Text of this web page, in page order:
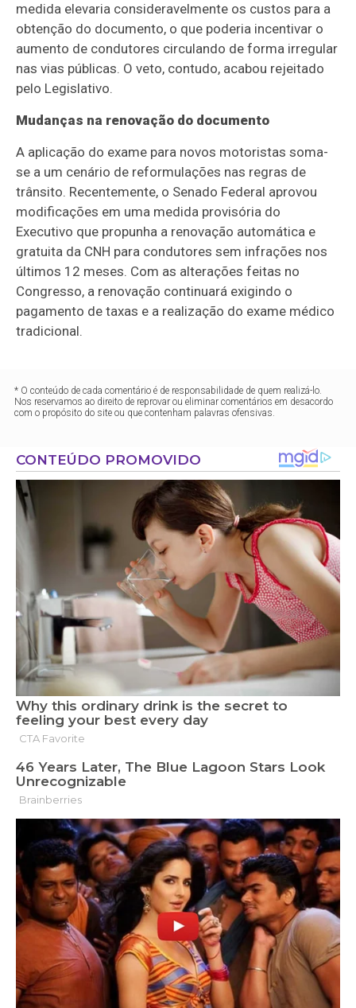
medida elevaria consideravelmente os custos para a
obtenção do documento, o que poderia incentivar o
aumento de condutores circulando de forma irregular
nas vias públicas. O veto, contudo, acabou rejeitado
pelo Legislativo.
Mudanças na renovação do documento
A aplicação do exame para novos motoristas soma-
se a um cenário de reformulações nas regras de
trânsito. Recentemente, o Senado Federal aprovou
modificações em uma medida provisória do
Executivo que propunha a renovação automática e
gratuita da CNH para condutores sem infrações nos
últimos 12 meses. Com as alterações feitas no
Congresso, a renovação continuará exigindo o
pagamento de taxas e a realização do exame médico
tradicional.
* O conteúdo de cada comentário é de responsabilidade de quem realizá-lo.
Nos reservamos ao direito de reprovar ou eliminar comentários em desacordo
com o propósito do site ou que contenham palavras ofensivas.